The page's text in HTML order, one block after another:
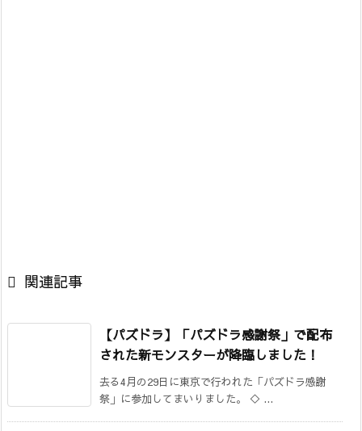
 関連記事
【パズドラ】「パズドラ感謝祭」で配布
された新モンスターが降臨しました！
去る4月の29日に東京で行われた「パズドラ感謝
祭」に参加してまいりました。 ◇ ...